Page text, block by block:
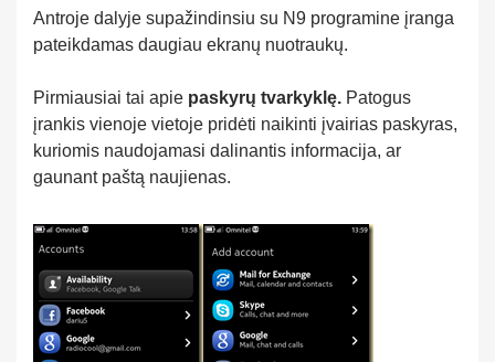
Antroje dalyje supažindinsiu su N9 programine įranga
pateikdamas daugiau ekranų nuotraukų.
Pirmiausiai tai apie paskyrų tvarkyklę. Patogus
įrankis vienoje vietoje pridėti naikinti įvairias paskyras,
kuriomis naudojamasi dalinantis informacija, ar
gaunant paštą naujienas.